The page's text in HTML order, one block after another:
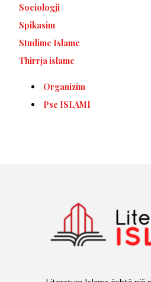
Sociologji
Spikasim
Studime Islame
Thirrja islame
Organizim
Pse ISLAMI